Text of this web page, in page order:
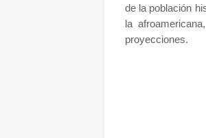
de la población
la
proyecciones.